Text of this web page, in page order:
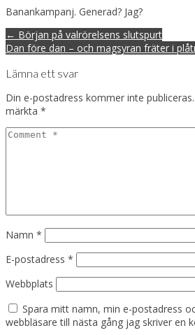
Banankampanj. Generad? Jag?
Post
navigation
← Början på valrörelsens slutspurt
Dan före dan – och magsyran fräter i
Lämna ett svar
Din e-postadress kommer inte publiceras.
märkta *
Namn *
E-postadress *
Webbplats
Spara mitt namn, min e-postadress
webbläsare till nästa gång jag skriver en